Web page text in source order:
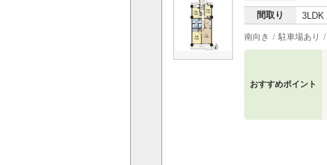
間取り 3LDK
南向き 駐車場あり
おすすめポイント